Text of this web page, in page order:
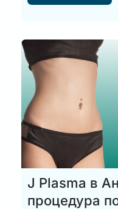
J Plasma в
процедура